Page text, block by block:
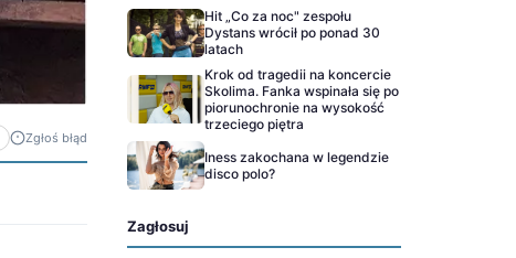
Zgłoś błąd
Hit „Co za noc" zespołu
Dystans wrócił po ponad 30
latach
Krok od tragedii na koncercie
Skolima. Fanka wspinała się po
piorunochronie na wysokość
trzeciego piętra
Iness zakochana w legendzie
disco polo?
Zagłosuj